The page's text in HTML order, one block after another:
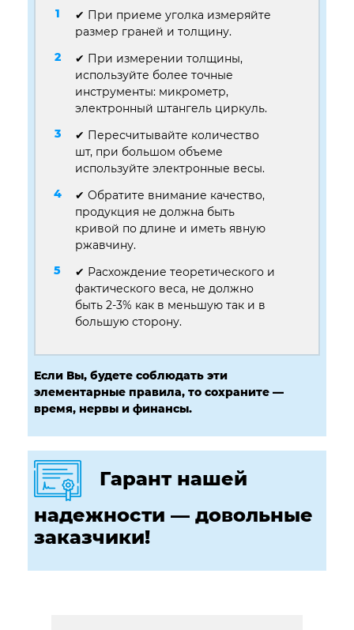
✔ При приеме уголка измеряйте
размер граней и толщину.
✔ При измерении толщины,
используйте более точные
инструменты: микрометр,
электронный штангель циркуль.
✔ Пересчитывайте количество
шт, при большом объеме
используйте электронные весы.
✔ Обратите внимание качество,
продукция не должна быть
кривой по длине и иметь явную
ржавчину.
✔ Расхождение теоретического и
фактического веса, не должно
быть 2-3% как в меньшую так и в
большую сторону.
Если Вы, будете соблюдать эти
элементарные правила, то сохраните —
время, нервы и финансы.
Гарант нашей
надежности — довольные
заказчики!